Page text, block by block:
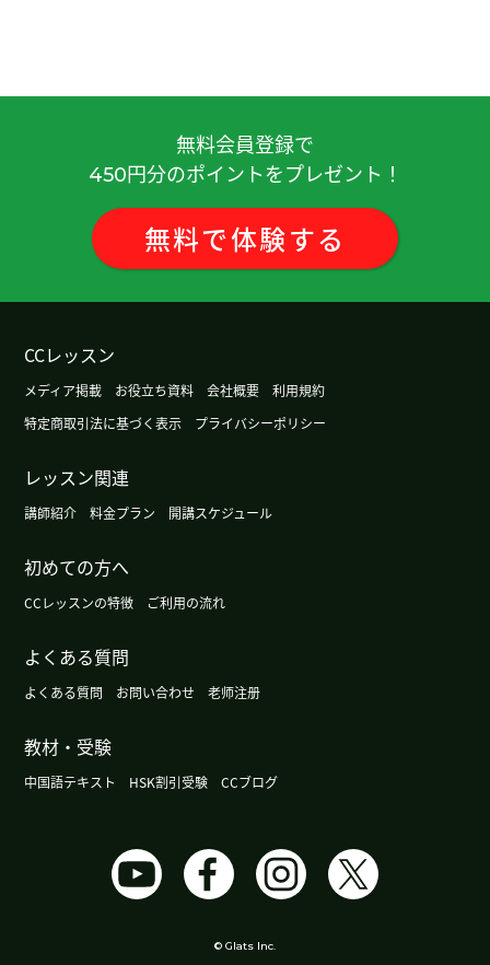
今天跟你聊天真开心，这大大提升了我的动力。
你好 我特别期待下一场足球比赛( 男性 )
说日语的话不锻炼脑子灵活。得老人痴呆症的可能
谢谢您。下次再见！ ( 女性 )
妈都有的烦恼！
次见( 女性 )
谢谢您。为什么现在的很多孩子们习惯吃大米了
吗？为了健康吗？为了味道吗？这个变化很好的情
况吗？习惯的变化感兴趣。
下次见！
新しく出てきた単語を使って文を作るのはとても勉
強になります。発音も根気よく教えてくれるので助
無料会員登録で
450円分のポイントをプレゼント！
無料で体験する
CCレッスン
メディア掲載 お役立ち資料 会社概要
利用規約
特定商取引法に基づく表示
プライバシーポリシー
レッスン関連
講師紹介 料金プラン 開講スケジュール
初めての方へ
CCレッスンの特徴 ご利用の流れ
よくある質問
よくある質問 お問い合わせ 老师注册
教材・受験
中国語テキスト HSK割引受験 CCブログ
© Glats Inc.